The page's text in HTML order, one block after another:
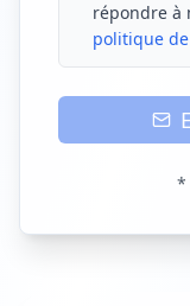
répondre à
politique
*